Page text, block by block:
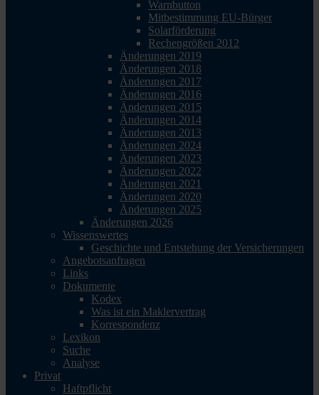
Warnbutton
Mitbestimmung EU-Bürger
Solarförderung
Rechengrößen 2012
Änderungen 2019
Änderungen 2018
Änderungen 2017
Änderungen 2016
Änderungen 2015
Änderungen 2014
Änderungen 2013
Änderungen 2024
Änderungen 2023
Änderungen 2022
Änderungen 2021
Änderungen 2020
Änderungen 2025
Änderungen 2026
Wissenswertes
Geschichte und Entstehung der Versicherungen
Angebotsanfragen
Links
Dokumente
Kodex
Was ist ein Maklervertrag
Korrespondenz
Lexikon
Suche
Analyse
Privat
Haftpflicht